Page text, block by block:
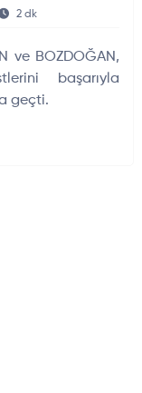
2 dk
ve BOZDOĞAN,
başarıyla
geçti.